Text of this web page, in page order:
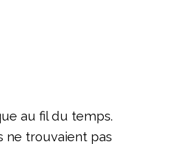
au fil du temps.
ne trouvaient pas